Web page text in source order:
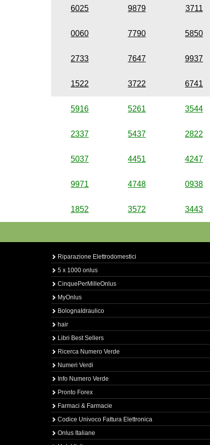
6025 9879 3711
0060 7790 5850
2733 7647 9937
1522 3722 6741
5916 5261 3544
2337 5437 2822
5037 4451 4247
9971 4748 0938
1852 3572 3443
Riparazione Elettrodomestici
5 x 1000 onlus
CinquePerMilleOnlus
MyOnlus
BolognaIdraulico
hair
Libri Best Sellers
Ricerca Numero Verde
Numeri Verdi
Info Numero Verde
Pronto Forex
Farmaci & Farmacie
Codice Univoco Fattura Elettronica
Onlus Italiane